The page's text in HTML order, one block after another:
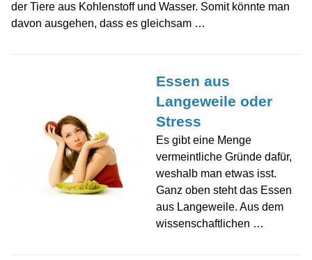
der Tiere aus Kohlenstoff und Wasser. Somit könnte man
davon ausgehen, dass es gleichsam …
Essen aus
Langeweile oder
Stress
Es gibt eine Menge
vermeintliche Gründe dafür,
weshalb man etwas isst.
Ganz oben steht das Essen
aus Langeweile. Aus dem
wissenschaftlichen …